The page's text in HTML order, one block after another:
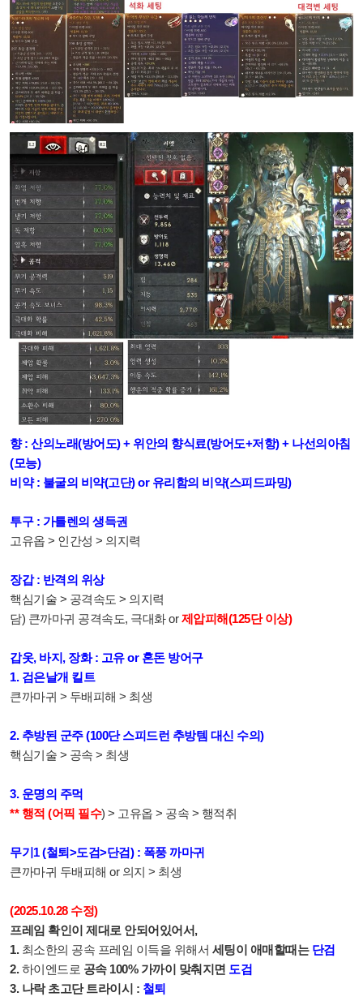
향 : 산의노래(방어도) + 위안의 향식료(방어도+저항) + 나선의아침
(모능)
비약 : 불굴의 비약(고단) or 유리함의 비약(스피드파밍)
투구 : 가틀렌의 생득권
고유옵 > 인간성 > 의지력
장갑 : 반격의 위상
핵심기술 > 공격속도 > 의지력
담) 큰까마귀 공격속도, 극대화 or제압피해(125단 이상)
갑옷, 바지, 장화 : 고유 or 혼돈 방어구
1. 검은날개 킬트
큰까마귀 > 두배피해 > 최생
2. 추방된 군주 (100단 스피드런 추방템 대신 수의)
핵심기술 > 공속 > 최생
3. 운명의 주먹
** 행적 (어픽 필수) > 고유옵 > 공속 > 행적취
무기1 (철퇴>도검>단검) : 폭풍 까마귀
큰까마귀 두배피해 or 의지 > 최생
(2025.10.28 수정)
프레임 확인이 제대로 안되어있어서,
1. 최소한의 공속 프레임 이득을 위해서 세팅이 애매할때는 단검
2.하이엔드로 공속 100% 가까이 맞춰지면 도검
3. 나락 초고단 트라이시 : 철퇴